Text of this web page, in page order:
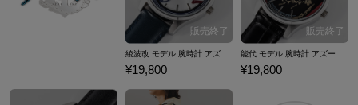
綾波改 モデル 腕時計 アズールレーン
¥19,800
能代 モデル 腕時計 アズールレーン
¥19,800